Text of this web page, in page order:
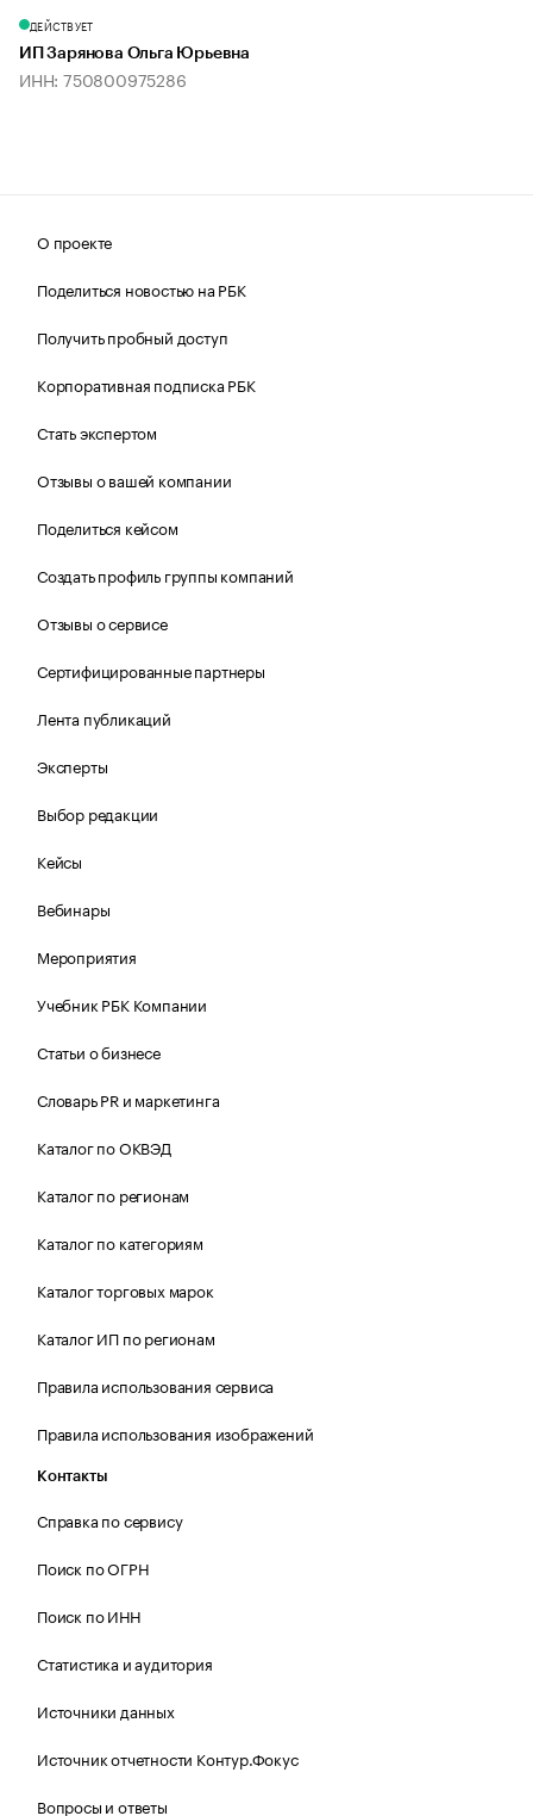
ДЕЙСТВУЕТ
ИП Зарянова Ольга Юрьевна
ИНН: 750800975286
О проекте
Поделиться новостью на РБК
Получить пробный доступ
Корпоративная подписка РБК
Стать экспертом
Отзывы о вашей компании
Поделиться кейсом
Создать профиль группы компаний
Отзывы о сервисе
Сертифицированные партнеры
Лента публикаций
Эксперты
Выбор редакции
Кейсы
Вебинары
Мероприятия
Учебник РБК Компании
Статьи о бизнесе
Словарь PR и маркетинга
Каталог по ОКВЭД
Каталог по регионам
Каталог по категориям
Каталог торговых марок
Каталог ИП по регионам
Правила использования сервиса
Правила использования изображений
Контакты
Справка по сервису
Поиск по ОГРН
Поиск по ИНН
Статистика и аудитория
Источники данных
Источник отчетности Контур.Фокус
Вопросы и ответы